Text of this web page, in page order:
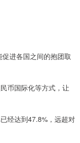
进各国之间的抱团取
币国际化等方式，让
经达到47.8%，远超对